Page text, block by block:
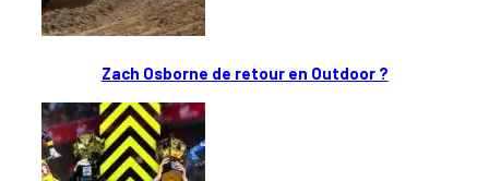
Zach Osborne de retour en Outdoor ?